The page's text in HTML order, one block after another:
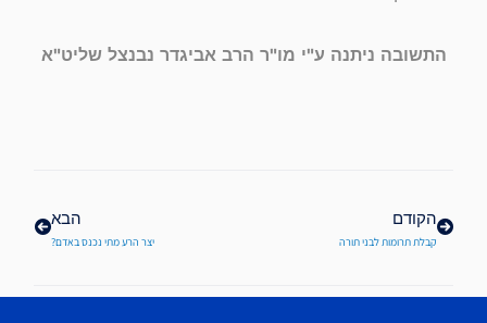
התשובה ניתנה ע"י מו"ר הרב אביגדר נבנצל שליט"א
הקודם
קבלת תרומות לבני תורה
הבא
יצר הרע מתי נכנס באדם?